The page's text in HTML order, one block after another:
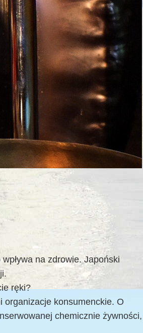
na zdrowie. Japoński
ręki?
organizacje konsumenckie. O
chemicznie żywności,